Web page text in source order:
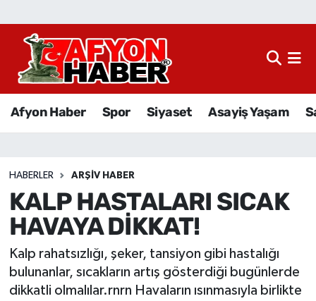
Afyon Haber Spor Siyaset Asayiş Yaşam
HABERLER ARŞIV HABER
KALP HASTALARI SICAK
HAVAYA DİKKAT!
Kalp rahatsızlığı, şeker, tansiyon gibi hastalığı
bulunanlar, sıcakların artış gösterdiği bugünlerde
dikkatli olmalılar.rnrn Havaların ısınmasıyla birlikte
Afyon Haber
Sağlık
Eğitim
Sivil Toplum